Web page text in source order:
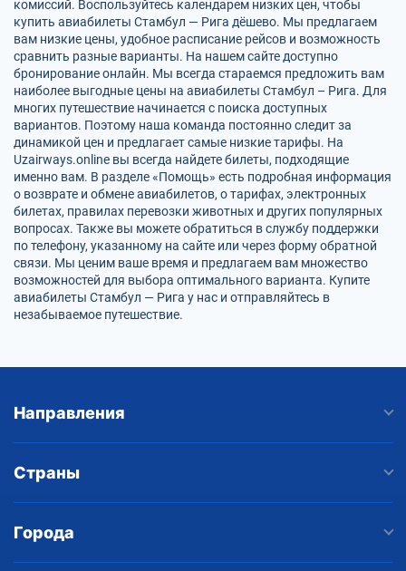
комиссий. Воспользуйтесь календарем низких цен, чтобы
купить авиабилеты Стамбул — Рига дёшево. Мы предлагаем
вам низкие цены, удобное расписание рейсов и возможность
сравнить разные варианты. На нашем сайте доступно
бронирование онлайн. Мы всегда стараемся предложить вам
наиболее выгодные цены на авиабилеты Стамбул – Рига. Для
многих путешествие начинается с поиска доступных
вариантов. Поэтому наша команда постоянно следит за
динамикой цен и предлагает самые низкие тарифы. На
Uzairways.online вы всегда найдете билеты, подходящие
именно вам. В разделе «Помощь» есть подробная информация
о возврате и обмене авиабилетов, о тарифах, электронных
билетах, правилах перевозки животных и других популярных
вопросах. Также вы можете обратиться в службу поддержки
по телефону, указанному на сайте или через форму обратной
связи. Мы ценим ваше время и предлагаем вам множество
возможностей для выбора оптимального варианта. Купите
авиабилеты Стамбул — Рига у нас и отправляйтесь в
незабываемое путешествие.
Направления
Страны
Города